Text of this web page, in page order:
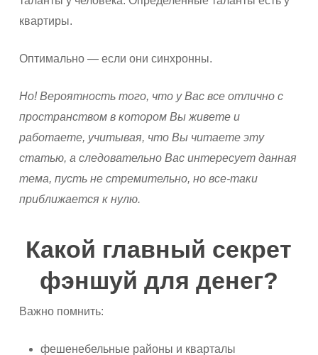
квартиры.
Оптимально — если они синхронны.
Но! Вероятность того, что у Вас все отлично с
пространством в котором Вы живете и
работаете, учитывая, что Вы читаете эту
статью, а следовательно Вас интересует данная
тема, пусть не стремительно, но все-таки
приближается к нулю.
Какой главный секрет
фэншуй для денег?
Важно помнить:
фешенебельные районы и кварталы